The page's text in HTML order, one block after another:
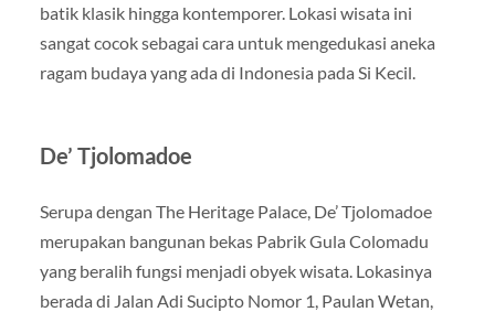
batik klasik hingga kontemporer. Lokasi wisata ini
sangat cocok sebagai cara untuk mengedukasi aneka
ragam budaya yang ada di Indonesia pada Si Kecil.
De’ Tjolomadoe
Serupa dengan The Heritage Palace, De’ Tjolomadoe
merupakan bangunan bekas Pabrik Gula Colomadu
yang beralih fungsi menjadi obyek wisata. Lokasinya
berada di Jalan Adi Sucipto Nomor 1, Paulan Wetan,